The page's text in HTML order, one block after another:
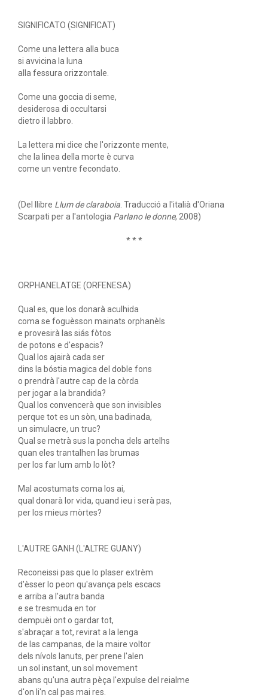
SIGNIFICATO (SIGNIFICAT)
Come una lettera alla buca
si avvicina la luna
alla fessura orizzontale.
Come una goccia di seme,
desiderosa di occultarsi
dietro il labbro.
La lettera mi dice che l'orizzonte mente,
che la linea della morte è curva
come un ventre fecondato.
(Del llibre Llum de claraboia . Traducció a l'italià d'Oriana
Scarpati per a l'antologia Parlano le donne, 2008)
* * *
ORPHANELATGE (ORFENESA)
Qual es, que los donarà aculhida
coma se foguèsson mainats orphanèls
e provesirà las siás fòtos
de potons e d'espacis?
Qual los ajairà cada ser
dins la bóstia magica del doble fons
o prendrà l'autre cap de la còrda
per jogar a la brandida?
Qual los convencerà que son invisibles
perque tot es un sòn, una badinada,
un simulacre, un truc?
Qual se metrà sus la poncha dels artelhs
quan eles trantalhen las brumas
per los far lum amb lo lòt?
Mal acostumats coma los ai,
qual donarà lor vida, quand ieu i serà pas,
per los mieus mòrtes?
L'AUTRE GANH (L'ALTRE GUANY)
Reconeissi pas que lo plaser extrèm
d'èsser lo peon qu'avança pels escacs
e arriba a l'autra banda
e se tresmuda en tor
dempuèi ont o gardar tot,
s'abraçar a tot, revirat a la lenga
de las campanas, de la maire voltor
dels nívols lanuts, per prene l'alen
un sol instant, un sol movement
abans qu'una autra pèça l'expulse del reialme
d'on li'n cal pas mai res.